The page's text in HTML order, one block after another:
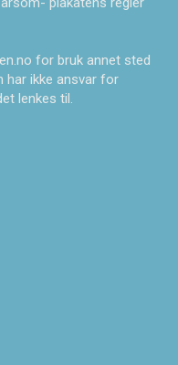
for bruk annet sted
har ikke ansvar for
lenkes til.